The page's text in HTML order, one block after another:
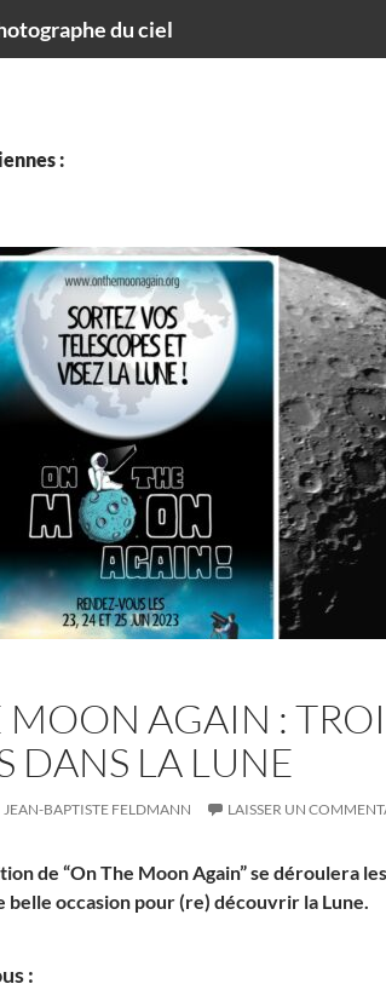
du ciel
:
MOON AGAIN :
DANS LA LUNE
JEAN-BAPTISTE FELDMANN LAISSER UN
de “On The Moon Again” se déroulera
belle occasion pour (re) découvrir la Lune.
: